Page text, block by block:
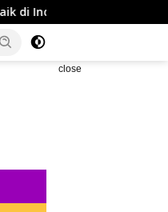
dan Tips Agar Bisa
close